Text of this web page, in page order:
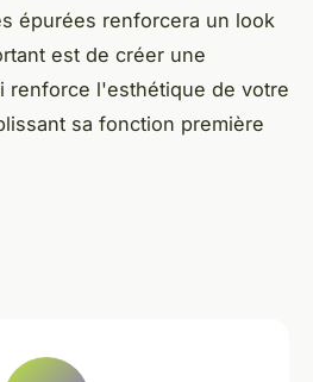
épurées renforcera un look
est de créer une
renforce l'esthétique de votre
sa fonction première